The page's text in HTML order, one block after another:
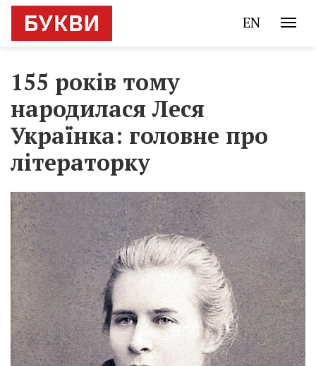
EN
155 років тому
народилася Леся
Українка: головне про
літераторку